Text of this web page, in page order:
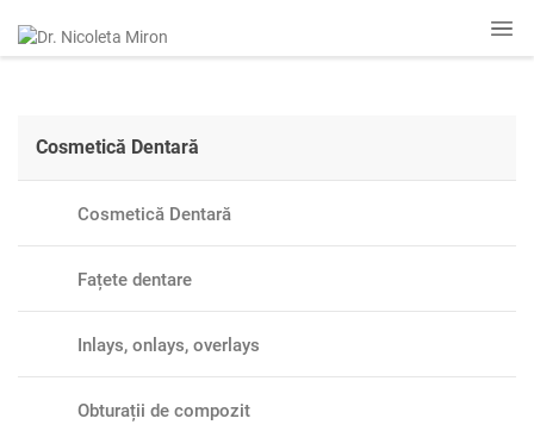
Cosmetică Dentară
Cosmetică Dentară
Fațete dentare
Inlays, onlays, overlays
Obturații de compozit